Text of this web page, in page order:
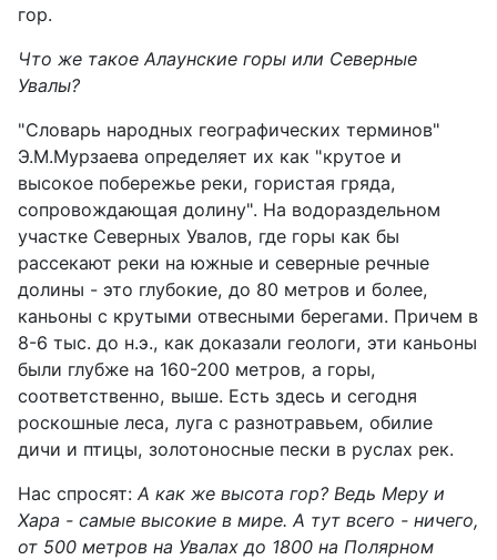
гор.
Что же такое Алаунские горы или Северные
Увалы?
"Словарь народных географических терминов"
Э.М.Мурзаева определяет их как "крутое и
высокое побережье реки, гористая гряда,
сопровождающая долину". На водораздельном
участке Северных Увалов, где горы как бы
рассекают реки на южные и северные речные
долины - это глубокие, до 80 метров и более,
каньоны с крутыми отвесными берегами. Причем в
8-6 тыс. до н.э., как доказали геологи, эти каньоны
были глубже на 160-200 метров, а горы,
соответственно, выше. Есть здесь и сегодня
роскошные леса, луга с разнотравьем, обилие
дичи и птицы, золотоносные пески в руслах рек.
Нас спросят: А как же высота гор? Ведь Меру и
Хара - самые высокие в мире. А тут всего - ничего,
от 500 метров на Увалах до 1800 на Полярном